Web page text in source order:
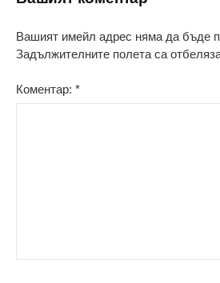
Вашият имейл адрес няма да бъде
Задължителните полета са
Коментар: *